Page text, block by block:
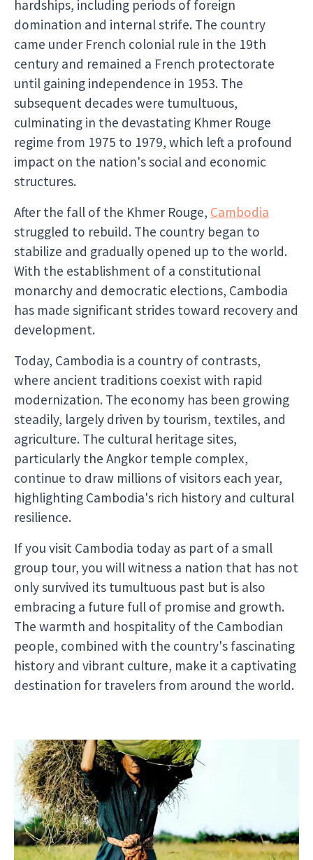
hardships, including periods of foreign
domination and internal strife. The country
came under French colonial rule in the 19th
century and remained a French protectorate
until gaining independence in 1953. The
subsequent decades were tumultuous,
culminating in the devastating Khmer Rouge
regime from 1975 to 1979, which left a profound
impact on the nation's social and economic
structures.
After the fall of the Khmer Rouge, Cambodia
struggled to rebuild. The country began to
stabilize and gradually opened up to the world.
With the establishment of a constitutional
monarchy and democratic elections, Cambodia
has made significant strides toward recovery and
development.
Today, Cambodia is a country of contrasts,
where ancient traditions coexist with rapid
modernization. The economy has been growing
steadily, largely driven by tourism, textiles, and
agriculture. The cultural heritage sites,
particularly the Angkor temple complex,
continue to draw millions of visitors each year,
highlighting Cambodia's rich history and cultural
resilience.
If you visit Cambodia today as part of a small
group tour, you will witness a nation that has not
only survived its tumultuous past but is also
embracing a future full of promise and growth.
The warmth and hospitality of the Cambodian
people, combined with the country's fascinating
history and vibrant culture, make it a captivating
destination for travelers from around the world.
##The Remarkable Khmer People
While Cambodia is home to the magnificent
Angkor Wat, often referred to as the eighth
wonder of the world, the true gem of the
country is its people. The Khmer people have